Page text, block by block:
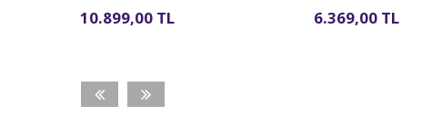
10.899,00 TL 6.369,00 TL